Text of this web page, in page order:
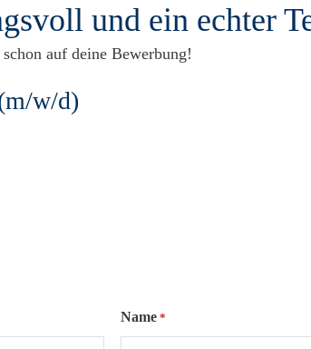
und ein echter
auf deine Bewerbung!
w/d)
Name *